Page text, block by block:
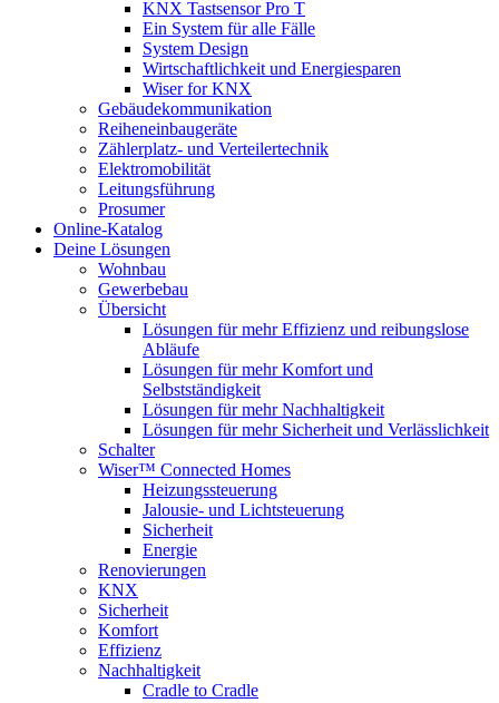
KNX Tastsensor Pro T
Ein System für alle Fälle
System Design
Wirtschaftlichkeit und Energiesparen
Wiser for KNX
Gebäudekommunikation
Reiheneinbaugeräte
Zählerplatz- und Verteilertechnik
Elektromobilität
Leitungsführung
Prosumer
Online-Katalog
Deine Lösungen
Wohnbau
Gewerbebau
Übersicht
Lösungen für mehr Effizienz und reibungslose
Abläufe
Lösungen für mehr Komfort und
Selbstständigkeit
Lösungen für mehr Nachhaltigkeit
Lösungen für mehr Sicherheit und Verlässlichkeit
Schalter
Wiser™ Connected Homes
Heizungssteuerung
Jalousie- und Lichtsteuerung
Sicherheit
Energie
Renovierungen
KNX
Sicherheit
Komfort
Effizienz
Nachhaltigkeit
Cradle to Cradle